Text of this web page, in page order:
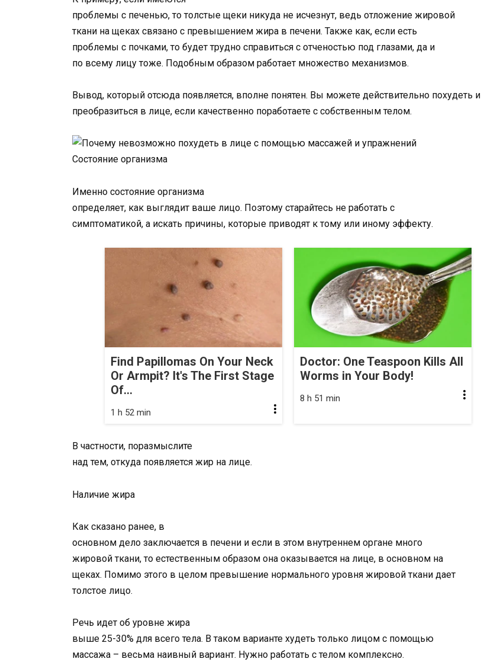
проблемы с печенью, то толстые щеки никуда не исчезнут, ведь отложение жировой
ткани на щеках связано с превышением жира в печени. Также как, если есть
проблемы с почками, то будет трудно справиться с отченостью под глазами, да и
по всему лицу тоже. Подобным образом работает множество механизмов.
Вывод, который отсюда появляется, вполне понятен. Вы можете действительно похудеть и
преобразиться в лице, если качественно поработаете с собственным телом.
Состояние организма
Именно состояние организма
определяет, как выглядит ваше лицо. Поэтому старайтесь не работать с
симптоматикой, а искать причины, которые приводят к тому или иному эффекту.
Find Papillomas On Your Neck
Or Armpit? It's The First Stage
Of...
1 h 52 min
Doctor: One Teaspoon Kills All
Worms in Your Body!
8 h 51 min
В частности, поразмыслите
над тем, откуда появляется жир на лице.
Наличие жира
Как сказано ранее, в
основном дело заключается в печени и если в этом внутреннем органе много
жировой ткани, то естественным образом она оказывается на лице, в основном на
щеках. Помимо этого в целом превышение нормального уровня жировой ткани дает
толстое лицо.
Речь идет об уровне жира
выше 25-30% для всего тела. В таком варианте худеть только лицом с помощью
массажа – весьма наивный вариант. Нужно работать с телом комплексно.